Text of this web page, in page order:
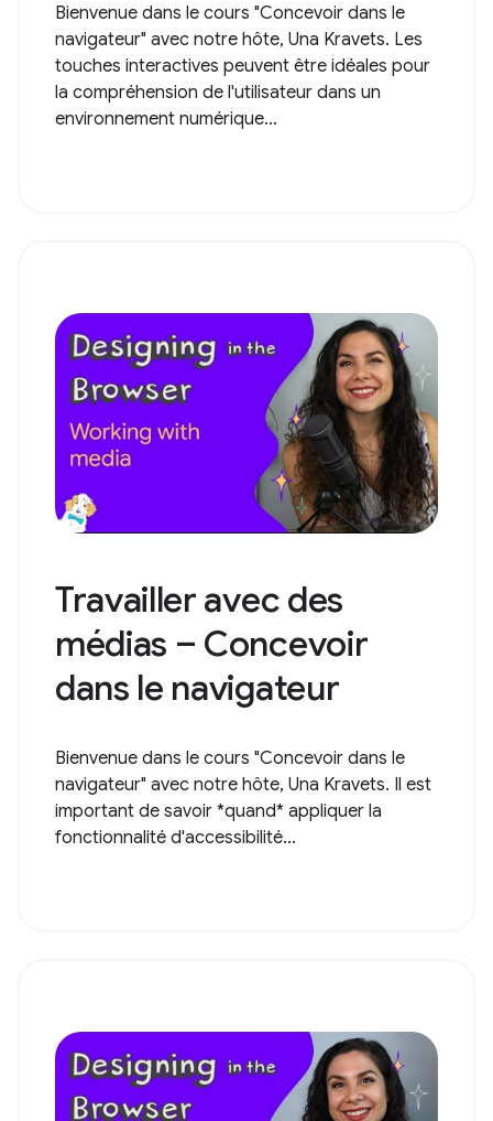
Bienvenue dans le cours "Concevoir dans le
navigateur" avec notre hôte, Una Kravets. Les
touches interactives peuvent être idéales pour
la compréhension de l'utilisateur dans un
environnement numérique...
Travailler avec des
médias – Concevoir
dans le navigateur
Bienvenue dans le cours "Concevoir dans le
navigateur" avec notre hôte, Una Kravets. Il est
important de savoir *quand* appliquer la
fonctionnalité d'accessibilité...